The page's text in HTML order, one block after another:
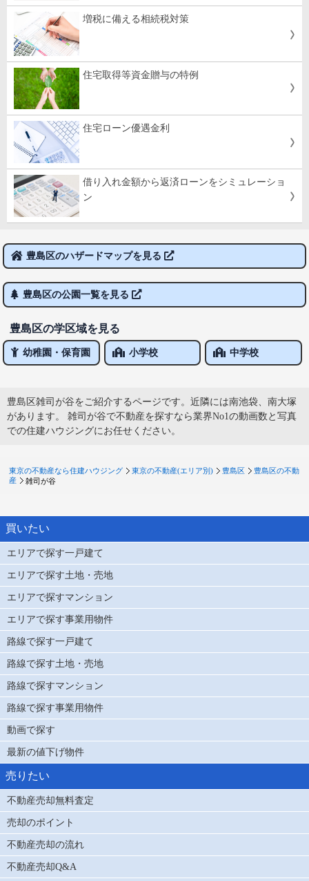
増税に備える相続税対策
住宅取得等資金贈与の特例
住宅ローン優遇金利
借り入れ金額から返済ローンをシミュレーショ
ン
豊島区のハザードマップを見る
豊島区の公園一覧を見る
豊島区の学区域を見る
幼稚園・保育園 小学校 中学校
豊島区雑司が谷をご紹介するページです。近隣には南池袋、南大塚
があります。 雑司が谷で不動産を探すなら業界No1の動画数と写真
での住建ハウジングにお任せください。
東京の不動産なら住建ハウジング 東京の不動産(エリア別) 豊島区
豊島区の不動
産
雑司が谷
買いたい
エリアで探す一戸建て
エリアで探す土地・売地
エリアで探すマンション
エリアで探す事業用物件
路線で探す一戸建て
路線で探す土地・売地
路線で探すマンション
路線で探す事業用物件
動画で探す
最新の値下げ物件
売りたい
不動産売却無料査定
売却のポイント
不動産売却の流れ
不動産売却Q&A